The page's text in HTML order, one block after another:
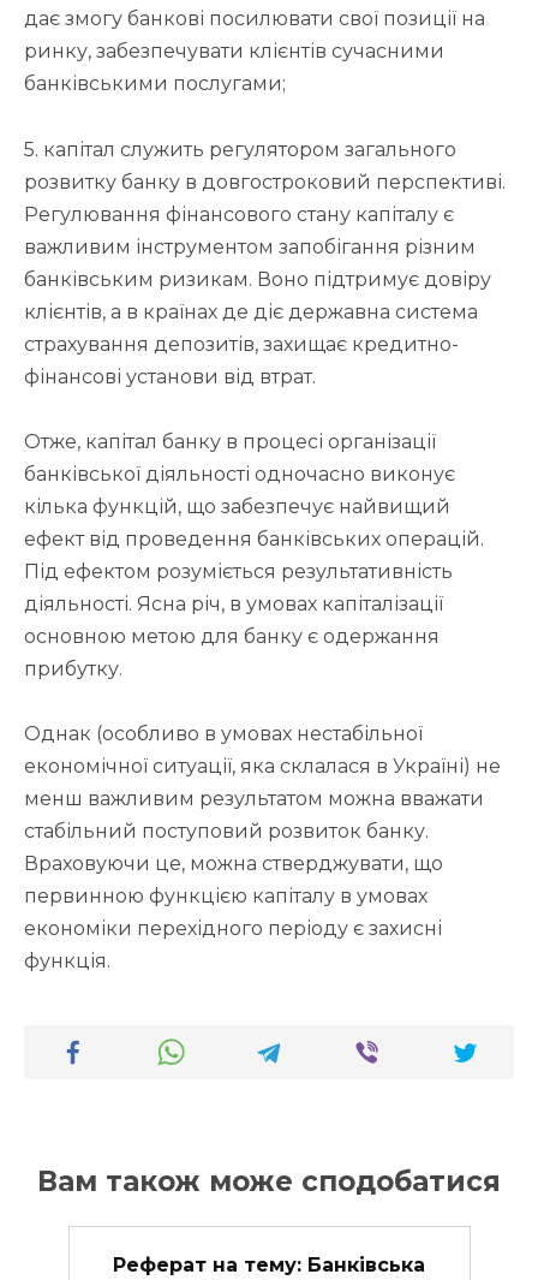
дає змогу банкові посилювати свої позиції на
ринку, забезпечувати клієнтів сучасними
банківськими послугами;
5. капітал служить регулятором загального
розвитку банку в довгостроковий перспективі.
Регулювання фінансового стану капіталу є
важливим інструментом запобігання різним
банківським ризикам. Воно підтримує довіру
клієнтів, а в країнах де діє державна система
страхування депозитів, захищає кредитно-
фінансові установи від втрат.
Отже, капітал банку в процесі організації
банківської діяльності одночасно виконує
кілька функцій, що забезпечує найвищий
ефект від проведення банківських операцій.
Під ефектом розуміється результативність
діяльності. Ясна річ, в умовах капіталізації
основною метою для банку є одержання
прибутку.
Однак (особливо в умовах нестабільної
економічної ситуації, яка склалася в Україні) не
менш важливим результатом можна вважати
стабільний поступовий розвиток банку.
Враховуючи це, можна стверджувати, що
первинною функцією капіталу в умовах
економіки перехідного періоду є захисні
функція.
Вам також може сподобатися
Реферат на тему: Банківська